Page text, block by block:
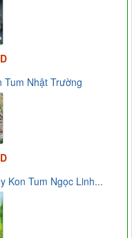
Tum Nhật Trường
Kon Tum Ngọc Linh...